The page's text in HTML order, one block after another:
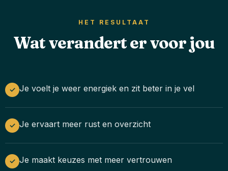
HET RESULTAAT
Wat verandert er voor jou
✓ Je voelt je weer energiek en zit beter in je vel
✓ Je ervaart meer rust en overzicht
✓ Je maakt keuzes met meer vertrouwen